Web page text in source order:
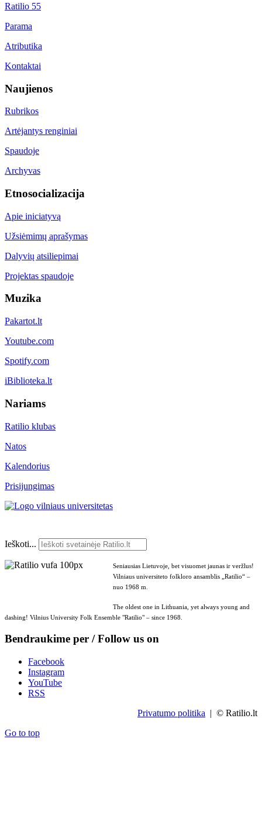
Ratilio 55
Parama
Atributika
Kontaktai
Naujienos
Rubrikos
Artėjantys renginiai
Spaudoje
Archyvas
Etnosocializacija
Apie iniciatyvą
Užsiėmimų aprašymas
Dalyvių atsiliepimai
Projektas spaudoje
Muzika
Pakartot.lt
Youtube.com
Spotify.com
iBiblioteka.lt
Nariams
Ratilio klubas
Natos
Kalendorius
Prisijungimas
Ieškoti...
Seniausias Lietuvoje, bet visuomet jaunas ir veržlus!
Vilniaus universiteto folkloro ansamblis „Ratilio“ –
nuo 1968 m.
The oldest one in Lithuania, yet always young and
dashing! Vilnius University Folk Ensemble "Ratilio" – since 1968.
Bendraukime per / Follow us on
Facebook
Instagram
YouTube
RSS
Privatumo politika | © Ratilio.lt
Go to top